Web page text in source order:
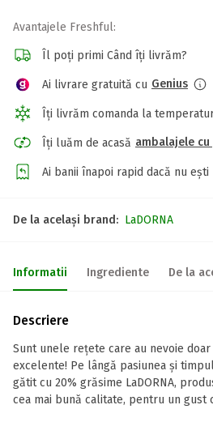
Avantajele Freshful:
Îl poți primi Când îți livrăm?
Ai livrare gratuită cu Genius
Îți livrăm comanda la
Îți luăm de acasă ambalajele
Ai banii înapoi rapid dacă nu
De la același brand: LaDORNA
Informatii Ingrediente De la
Descriere
Sunt unele rețete care au nevoie
excelente! Pe lângă pasiunea și
gătit cu 20% grăsime LaDORNA,
cea mai bună calitate, pentru un gust